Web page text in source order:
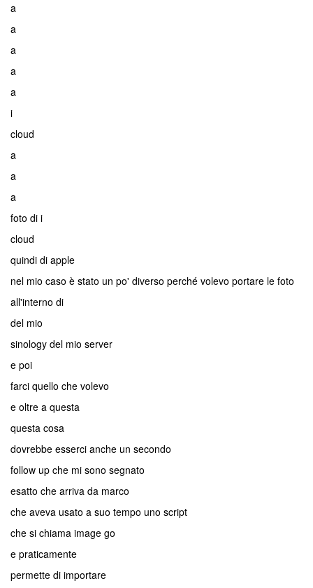
a
a
a
a
a
i
cloud
a
a
a
foto di i
cloud
quindi di apple
nel mio caso è stato un po' diverso perché volevo portare le foto
all'interno di
del mio
sinology del mio server
e poi
farci quello che volevo
e oltre a questa
questa cosa
dovrebbe esserci anche un secondo
follow up che mi sono segnato
esatto che arriva da marco
che aveva usato a suo tempo uno script
che si chiama image go
e praticamente
permette di importare